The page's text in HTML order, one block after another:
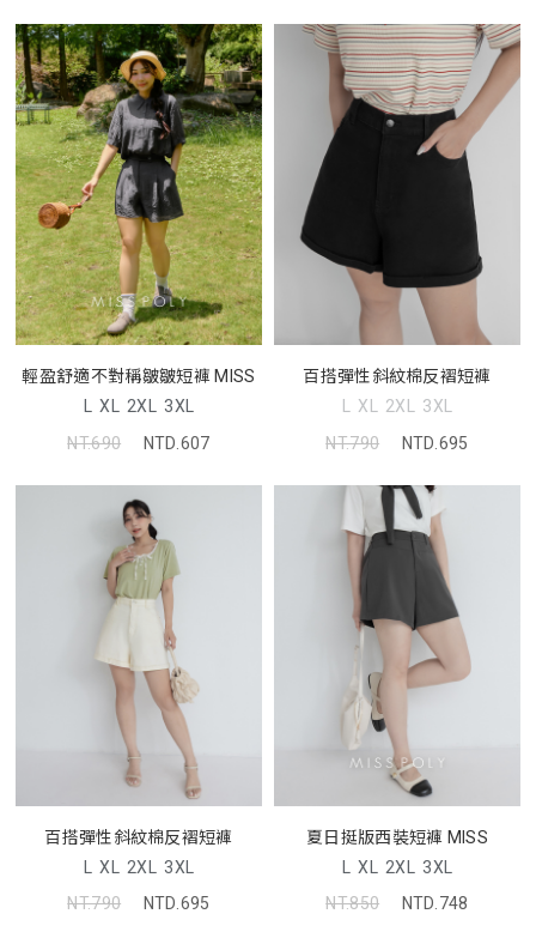
輕盈舒適不對稱皺皺短褲 MISS
L XL 2XL 3XL
NT.690
NTD.607
百搭彈性斜紋棉反褶短褲
L XL 2XL 3XL
NT.790
NTD.695
百搭彈性斜紋棉反褶短褲
L XL 2XL 3XL
NT.790
NTD.695
夏日挺版西裝短褲 MISS
L XL 2XL 3XL
NT.850
NTD.748